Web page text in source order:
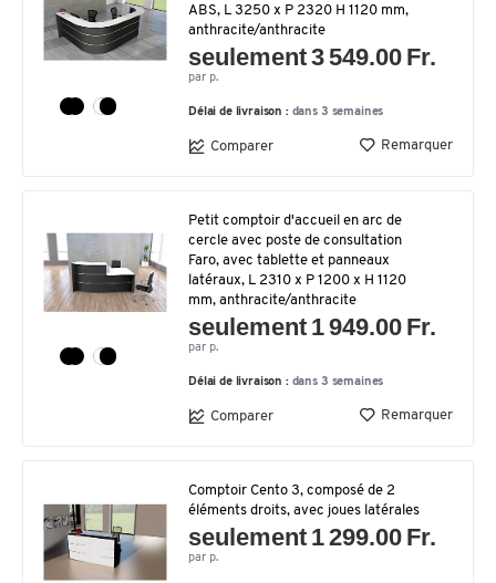
ABS, L 3250 x P 2320 H 1120 mm,
anthracite/anthracite
seulement 3 549.00 Fr.
par p.
Délai de livraison : dans 3 semaines
Comparer Remarquer
Petit comptoir d'accueil en arc de
cercle avec poste de consultation
Faro, avec tablette et panneaux
latéraux, L 2310 x P 1200 x H 1120
mm, anthracite/anthracite
seulement 1 949.00 Fr.
par p.
Délai de livraison : dans 3 semaines
Comparer Remarquer
Comptoir Cento 3, composé de 2
éléments droits, avec joues latérales
seulement 1 299.00 Fr.
par p.